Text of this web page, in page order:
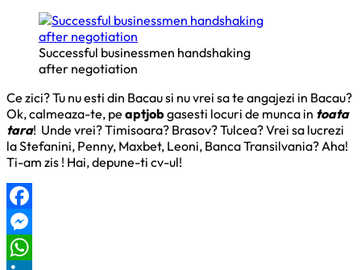
Successful businessmen handshaking
after negotiation
Ce zici? Tu nu esti din Bacau si nu vrei sa te angajezi in Bacau?
Ok, calmeaza-te, pe aptjobgasesti locuri de munca in toata
tara! Unde vrei? Timisoara? Brasov? Tulcea? Vrei sa lucrezi
la Stefanini, Penny, Maxbet, Leoni, Banca Transilvania? Aha!
Ti-am zis ! Hai, depune-ti cv-ul!
Facebook
Messenger